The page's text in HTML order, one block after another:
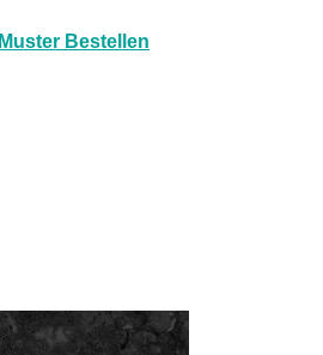
Muster Bestellen